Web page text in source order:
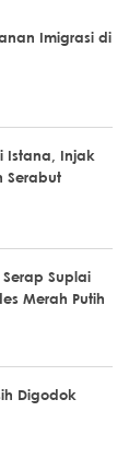
Imigrasi di
Istana, Injak
Serabut
Suplai
Merah Putih
Digodok